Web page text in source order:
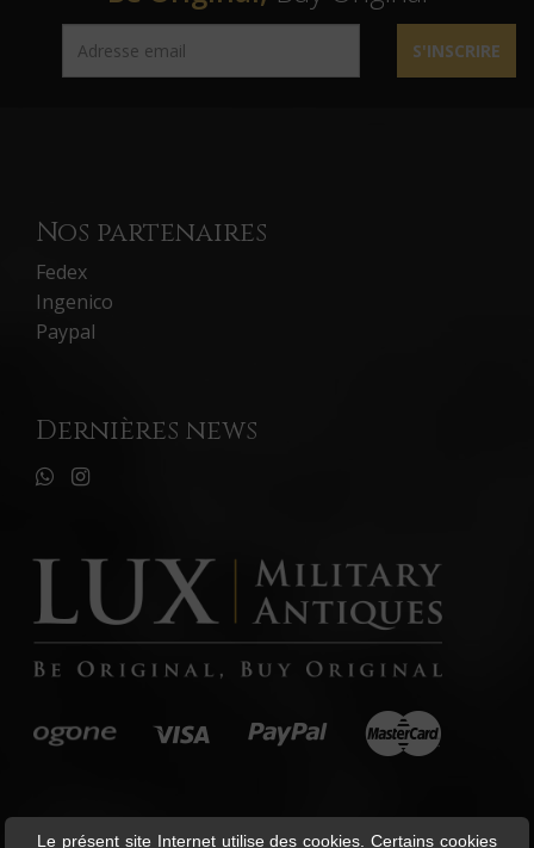
S'INSCRIRE
Nos partenaires
Fedex
Ingenico
Paypal
Dernières news
Le présent site Internet utilise des cookies. Certains cookies